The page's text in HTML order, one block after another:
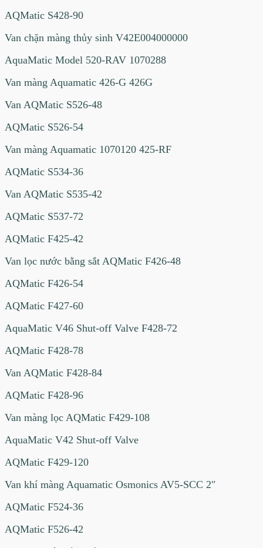
AQMatic S428-90
Van chặn màng thủy sinh V42E004000000
AquaMatic Model 520-RAV 1070288
Van màng Aquamatic 426-G 426G
Van AQMatic S526-48
AQMatic S526-54
Van màng Aquamatic 1070120 425-RF
AQMatic S534-36
Van AQMatic S535-42
AQMatic S537-72
AQMatic F425-42
Van lọc nước bằng sắt AQMatic F426-48
AQMatic F426-54
AQMatic F427-60
AquaMatic V46 Shut-off Valve F428-72
AQMatic F428-78
Van AQMatic F428-84
AQMatic F428-96
Van màng lọc AQMatic F429-108
AquaMatic V42 Shut-off Valve
AQMatic F429-120
Van khí màng Aquamatic Osmonics AV5-SCC 2″
AQMatic F524-36
AQMatic F526-42